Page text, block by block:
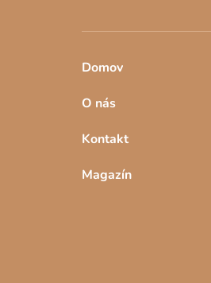
Domov
O nás
Kontakt
Magazín